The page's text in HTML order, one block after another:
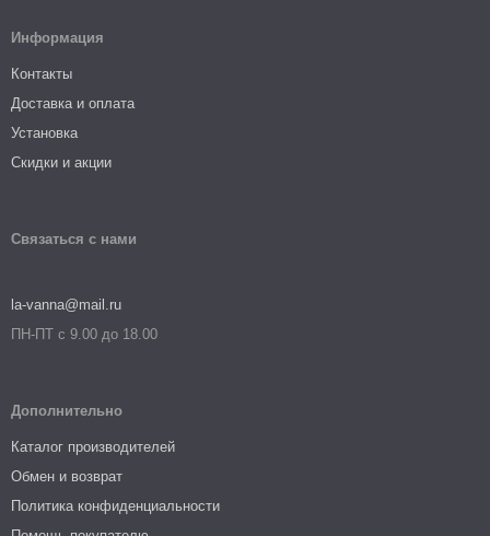
Информация
Контакты
Доставка и оплата
Установка
Скидки и акции
Связаться с нами
la-vanna@mail.ru
ПН-ПТ с 9.00 до 18.00
Дополнительно
Каталог производителей
Обмен и возврат
Политика конфиденциальности